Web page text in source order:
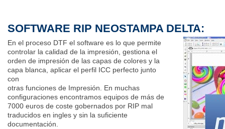
SOFTWARE RIP NEOSTAMPA DELTA:
En el proceso DTF el software es lo que permite
controlar la calidad de la impresión, gestiona el
orden de impresión de las capas de colores y la
capa blanca, aplicar el perfil ICC perfecto junto
con
otras funciones de Impresión. En muchas
configuraciones encontramos equipos de más de
7000 euros de coste gobernados por RIP mal
traducidos en ingles y sin la suficiente
documentación.